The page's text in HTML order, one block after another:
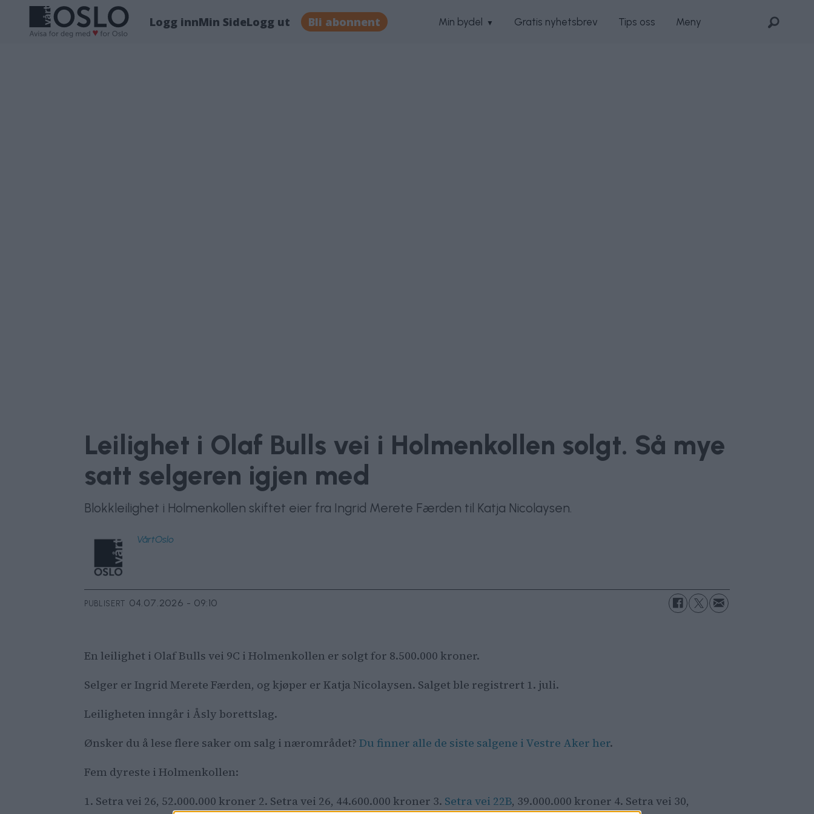
Logg innMin SideLogg ut Bli abonnent Min bydel Gratis nyhetsbrev Tips oss Meny
Leilighet i Olaf Bulls vei i Holmenkollen solgt. Så mye
satt selgeren igjen med
Blokkleilighet i Holmenkollen skiftet eier fra Ingrid Merete Færden til Katja Nicolaysen.
VårtOslo
PUBLISERT 04.07.2026 - 09:10
En leilighet i Olaf Bulls vei 9C i Holmenkollen er solgt for 8.500.000 kroner.
Selger er Ingrid Merete Færden, og kjøper er Katja Nicolaysen. Salget ble registrert 1. juli.
Leiligheten inngår i Åsly borettslag.
Ønsker du å lese flere saker om salg i nærområdet?Du finner alle de siste salgene i Vestre Aker her.
Fem dyreste i Holmenkollen:
1. Setra vei 26, 52.000.000 kroner 2. Setra vei 26, 44.600.000 kroner 3. Setra vei 22B, 39.000.000 kroner 4. Setra vei 30,